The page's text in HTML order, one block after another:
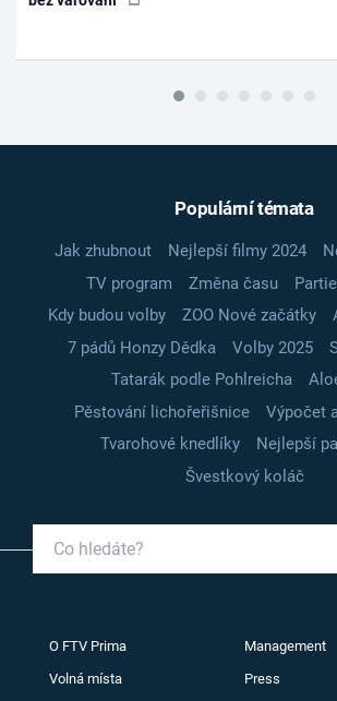
Populární témata
Jak zhubnout Nejlepší filmy 2024
TV program
Změna času Partie
Kdy budou volby
ZOO Nové začátky
7 pádů Honzy Dědka
Volby 2025
Tatarák podle Pohlreicha
Pěstování lichořeřišnice
Výpočet
Tvarohové knedlíky
Nejlepší
Švestkový koláč
O FTV Prima Management
Volná místa Press